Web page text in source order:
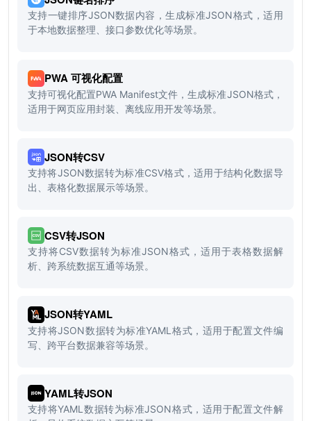
支持一键排序JSON数据内容，生成标准JSON格式，适用
于本地数据整理、接口参数优化等场景。
PWA 可视化配置
支持可视化配置PWA Manifest文件，生成标准JSON格式，
适用于网页应用封装、离线应用开发等场景。
JSON转CSV
支持将JSON数据转为标准CSV格式，适用于结构化数据导
出、表格化数据展示等场景。
CSV转JSON
支持将CSV数据转为标准JSON格式，适用于表格数据解
析、跨系统数据互通等场景。
JSON转YAML
支持将JSON数据转为标准YAML格式，适用于配置文件编
写、跨平台数据兼容等场景。
YAML转JSON
支持将YAML数据转为标准JSON格式，适用于配置文件解